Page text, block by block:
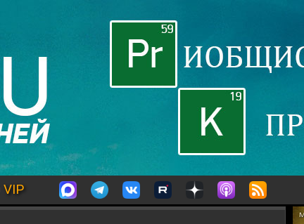
VIP